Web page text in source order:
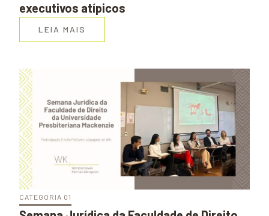
executivos atípicos
LEIA MAIS
CATEGORIA 01